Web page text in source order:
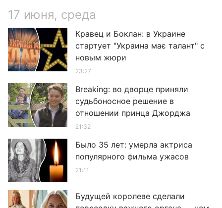
17 июня, среда
Кравец и Боклан: в Украине
стартует "Украина має талант" с
новым жюри
23:27
Breaking: во дворце приняли
судьбоносное решение в
отношении принца Джорджа
21:32
Было 35 лет: умерла актриса
популярного фильма ужасов
21:11
Будущей королеве сделали